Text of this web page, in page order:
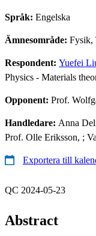
Språk: Engelska
Ämnesområde: Fysik,
Respondent: Yuefei
Physics - Materials
Opponent: Prof.
Handledare: Anna
Prof. Olle Eriksson, ;
Exportera till
QC 2024-05-23
Abstract